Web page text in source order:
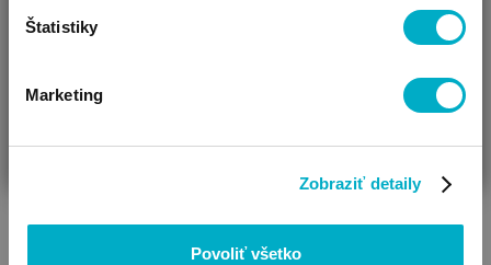
Štatistiky
Marketing
Zobraziť detaily
Povoliť všetko